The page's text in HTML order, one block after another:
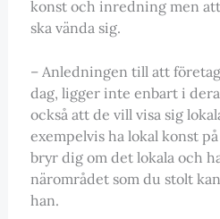
konst och inredning men
ska vända sig.
– Anledningen till att
dag, ligger inte enbart i
också att de vill visa sig
exempelvis ha lokal konst
bryr dig om det lokala och
närområdet som du stolt
han.